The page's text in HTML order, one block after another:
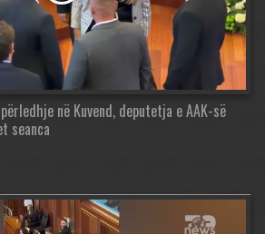
në Kuvend, deputetja e AAK-së
seanca